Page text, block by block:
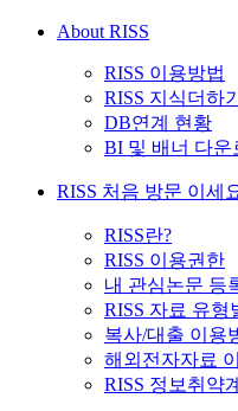
About RISS
RISS 이용방법
RISS 지식더하기
DB연계 현황
BI 및 배너 다운
RISS 처음 방문 이세
RISS란?
RISS 이용권한
내 관심논문 등
RISS 자료 유형
복사/대출 이용
해외전자자료
RISS 정보취약